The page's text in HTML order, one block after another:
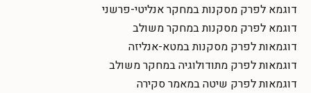
דוגמא לפרק מסקנות במחקר אנליטי-פרשני
דוגמא לפרק מסקנות במחקר משולב
דוגמאות לפרק מסקנות במטא-אנליזה
דוגמאות לפרק מתודולוגיה במחקר משולב
דוגמאות לפרק שיטה במאמר סקירה